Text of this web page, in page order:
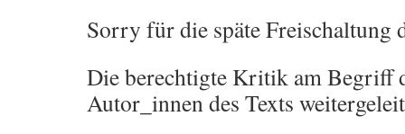
Sorry für die späte Freischaltung
Die berechtigte Kritik am Begriff
Autor_innen des Texts